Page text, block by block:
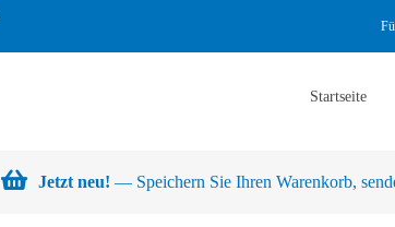
Startseite
Jetzt neu! — Speichern Sie Ihren Warenkorb,